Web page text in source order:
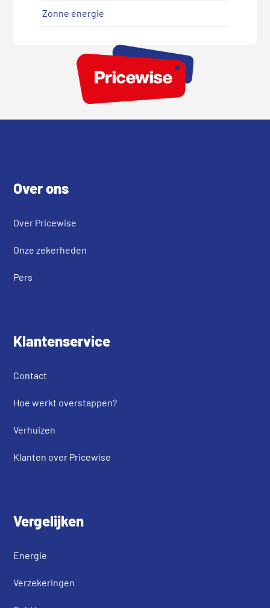
Zonne energie
Over ons
Over Pricewise
Onze zekerheden
Pers
Klantenservice
Contact
Hoe werkt overstappen?
Verhuizen
Klanten over Pricewise
Vergelijken
Energie
Verzekeringen